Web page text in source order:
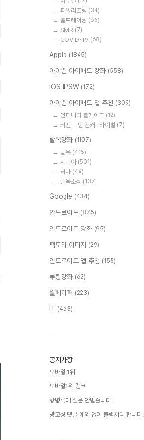
파워리프팅 (34)
홈트레이닝 (65)
SMR (7)
COVID-19 (68)
Apple (1845)
아이폰 아이패드 강좌 (558)
iOS IPSW (172)
아이폰 아이패드 앱 추천 (309)
인피니티 블레이드 (12)
커맨드 앤 컨커 : 라이벌 (7)
탈옥강좌 (1107)
탈옥 (415)
시디아 (501)
테마 (46)
탈옥소식 (137)
Google (434)
안드로이드 (875)
안드로이드 강좌 (95)
팩토리 이미지 (29)
안드로이드 앱 추천 (155)
루팅강좌 (62)
월페이퍼 (223)
IT (463)
공지사항
모바일 1위
모바일1위 랭크
방명록에 질문 안받습니다.
광고성 댓글 예외 없이 블럭처리 합니다.